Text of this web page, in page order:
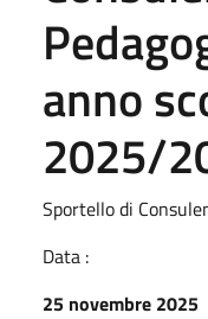
anno
2025/
Sportello di
Data :
25 novembre 2025